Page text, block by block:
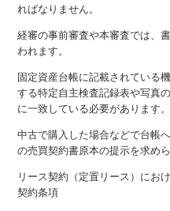
ればなりません。
経審の事前審査や本審査では、
われます。
固定資産台帳に記載されている
する特定自主検査記録表や写真
に一致している必要があります。
中古で購入した場合などで台帳
の売買契約書原本の提示を求め
リース契約（定置リース）にお
契約条項